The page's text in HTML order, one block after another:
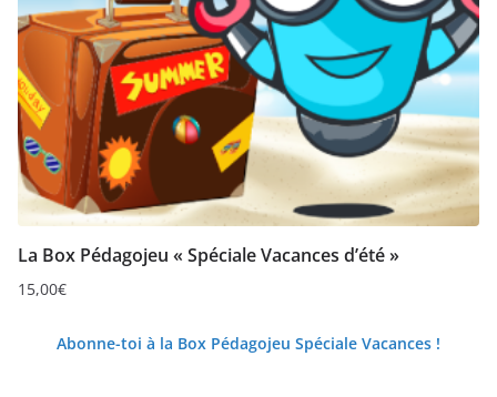
La Box Pédagojeu « Spéciale Vacances d’été »
15,00€
Abonne-toi à la Box Pédagojeu Spéciale Vacances !